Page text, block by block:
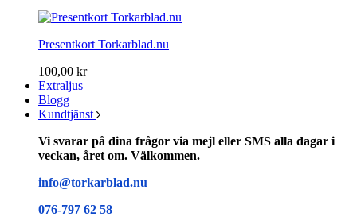
Presentkort Torkarblad.nu
100,00 kr
Extraljus
Blogg
Kundtjänst
Vi svarar på dina frågor via mejl eller SMS alla dagar i
veckan, året om. Välkommen.
info@torkarblad.nu
076-797 62 58